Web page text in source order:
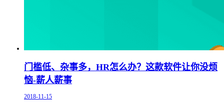
门槛低、杂事多，HR怎么办？这款软件让你没烦
恼-薪人薪事
2018-11-15